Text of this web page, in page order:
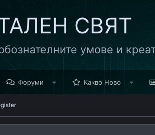
СВЯТ
умове и
Форуми Какво Ново